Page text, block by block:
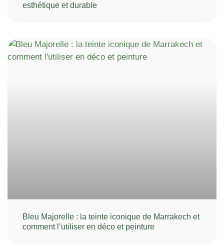
esthétique et durable
Bleu Majorelle : la teinte iconique de Marrakech et
comment l’utiliser en déco et peinture